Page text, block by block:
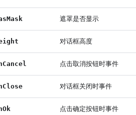
遮罩是否显示
对话框高度
点击取消按钮时事件
对话框关闭时事件
点击确定按钮时事件